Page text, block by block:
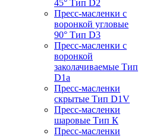
45° Тип D2
Пресс-масленки с
воронкой угловые
90° Тип D3
Пресс-масленки с
воронкой
заколачиваемые Тип
D1a
Пресс-масленки
скрытые Тип D1V
Пресс-масленки
шаровые Тип К
Пресс-масленки